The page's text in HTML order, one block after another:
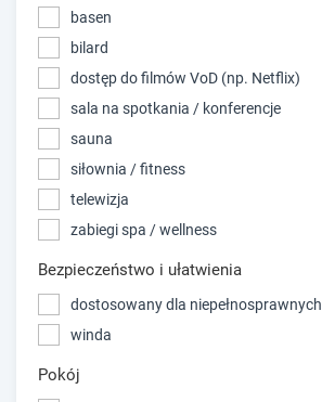
basen
bilard
dostęp do filmów VoD (np. Netflix)
sala na spotkania / konferencje
sauna
siłownia / fitness
telewizja
zabiegi spa / wellness
Bezpieczeństwo i ułatwienia
dostosowany dla niepełnosprawnych
winda
Pokój